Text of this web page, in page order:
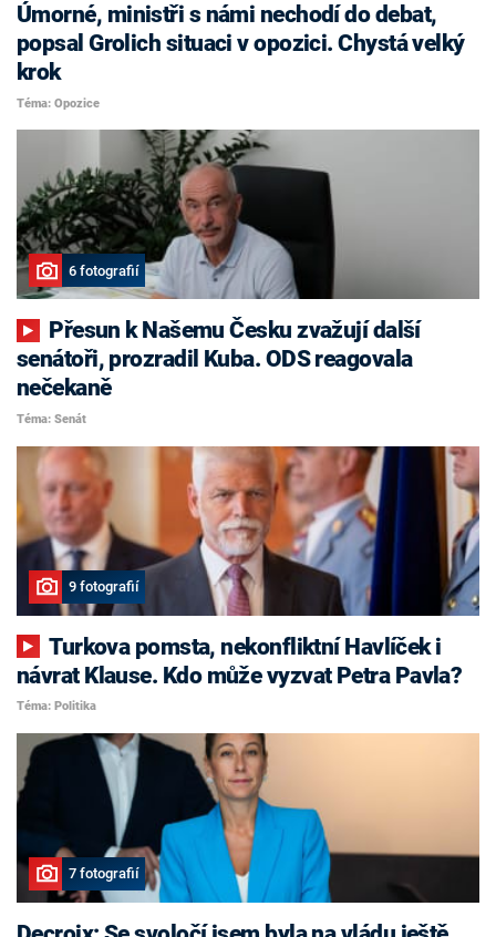
Úmorné, ministři s námi nechodí do debat,
popsal Grolich situaci v opozici. Chystá velký
krok
Téma: Opozice
6 fotografií
senátoři, prozradil Kuba. ODS reagovala
nečekaně
Téma: Senát
9 fotografií
Turkova pomsta, nekonfliktní Havlíček i
návrat Klause. Kdo může vyzvat Petra Pavla?
Téma: Politika
7 fotografií